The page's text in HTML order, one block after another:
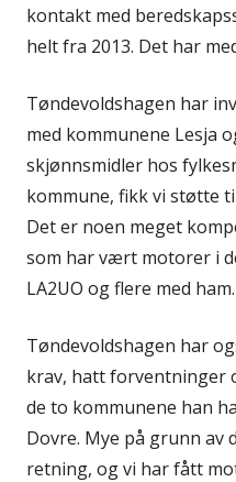
kontakt med
helt fra 2013. Det har
Tøndevoldshagen har
med kommunene Lesja
skjønnsmidler hos
kommune, fikk vi støtte
Det er noen meget
som har vært motorer i
LA2UO og flere med
Tøndevoldshagen har
krav, hatt forventninger
de to kommunene han
Dovre. Mye på grunn av
retning, og vi har fått